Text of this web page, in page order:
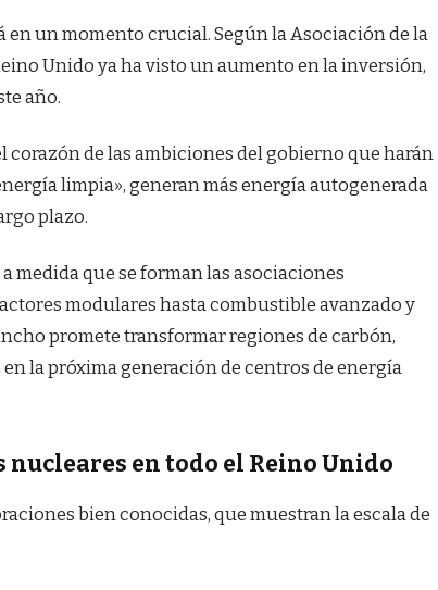
en un momento crucial. Según la Asociación de la
Unido ya ha visto un aumento en la inversión,
año.
corazón de las ambiciones del gobierno que harán
limpia», generan más energía autogenerada
plazo.
medida que se forman las asociaciones
modulares hasta combustible avanzado y
promete transformar regiones de carbón,
la próxima generación de centros de energía
en todo el Reino Unido
bien conocidas, que muestran la escala de